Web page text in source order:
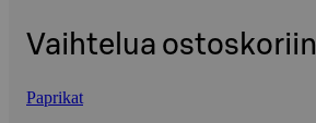
Vaihtelua ostoskoriin
Paprikat